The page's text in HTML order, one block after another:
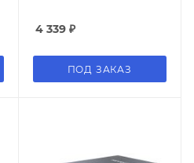
4 339₽
ПОД ЗАКАЗ